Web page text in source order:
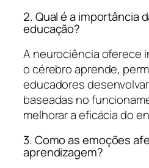
2. Qual é a importância
educação?
A neurociência oferece
o cérebro aprende,
educadores
baseadas no
melhorar a eficácia do
3. Como as emoções
aprendizagem?